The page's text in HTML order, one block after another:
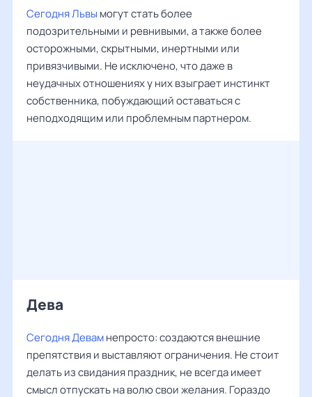
Сегодня Львы могут стать более
подозрительными и ревнивыми, а также более
осторожными, скрытными, инертными или
привязчивыми. Не исключено, что даже в
неудачных отношениях у них взыграет инстинкт
собственника, побуждающий оставаться с
неподходящим или проблемным партнером.
Дева ‌‌
Сегодня Девамнепросто: создаются внешние
препятствия и выставляют ограничения. Не стоит
делать из свидания праздник, не всегда имеет
смысл отпускать на волю свои желания. Гораздо